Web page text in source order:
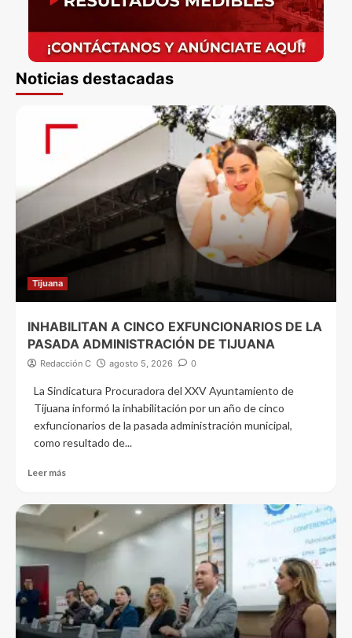
Noticias destacadas
Tijuana
INHABILITAN A CINCO EXFUNCIONARIOS DE LA
PASADA ADMINISTRACIÓN DE TIJUANA
Redacción C agosto 5, 2026 0
La Sindicatura Procuradora del XXV Ayuntamiento de
Tijuana informó la inhabilitación por un año de cinco
exfuncionarios de la pasada administración municipal,
como resultado de...
Leer más